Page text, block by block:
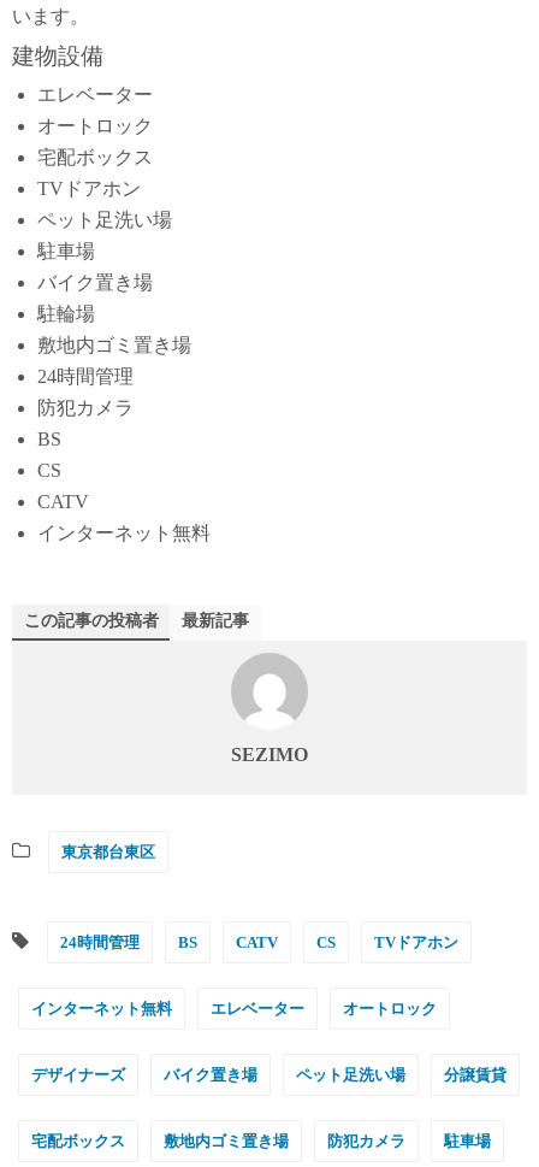
います。
建物設備
エレベーター
オートロック
宅配ボックス
TVドアホン
ペット足洗い場
駐車場
バイク置き場
駐輪場
敷地内ゴミ置き場
24時間管理
防犯カメラ
BS
CS
CATV
インターネット無料
この記事の投稿者 最新記事
SEZIMO
東京都台東区
24時間管理 BS CATV CS TVドアホン
インターネット無料 エレベーター オートロック
デザイナーズ バイク置き場 ペット足洗い場 分譲賃貸
宅配ボックス 敷地内ゴミ置き場 防犯カメラ 駐車場